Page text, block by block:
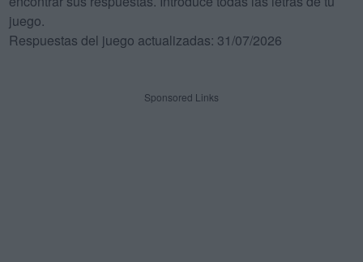
juego.
Respuestas del juego actualizadas: 31/07/2026
Sponsored Links